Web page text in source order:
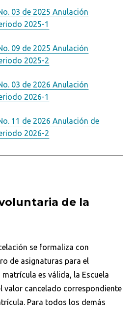
03 de 2025 Anulación
2025-1
09 de 2025 Anulación
2025-2
03 de 2026 Anulación
2026-1
11 de 2026 Anulación de
2026-2
de la
se formaliza con
de asignaturas para el
matrícula es válida, la Escuela
valor cancelado correspondiente
Para todos los demás